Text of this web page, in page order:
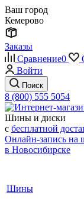
Ваш город
Кемерово
Заказы
Сравнение0
Войти
Поиск
8 (800) 555 5054
Шины и диски
с бесплатной
Онлайн-запись на
в Новосибирске
Шины